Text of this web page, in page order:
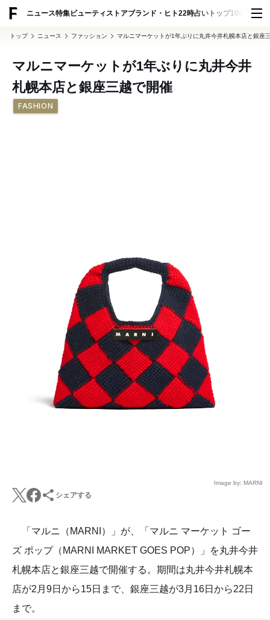
ニュース特集ビューティ ストアブランド・ヒト22時占い トップ100 スナッ
トップ ニュース ファッション マルニマーケットが1年ぶりに丸井今井札幌本店と銀座
マルニマーケットが1年ぶりに丸井今井
札幌本店と銀座三越で開催
FASHION
Image by: MARNI
シェアする
「マルニ（MARNI）」が、「マルニ マーケット ゴー
ズ ポップ（MARNI MARKET GOES POP）」を丸井今井
札幌本店と銀座三越で開催する。期間は丸井今井札幌本
店が2月9日から15日まで、銀座三越が3月16日から22日
まで。